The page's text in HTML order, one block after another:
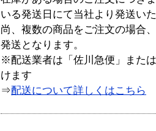
いる発送日にて当社より発送い
尚、複数の商品をご注文の場合
発送となります。
※配送業者は「佐川急便」また
けます
⇒配送について詳しくはこちら